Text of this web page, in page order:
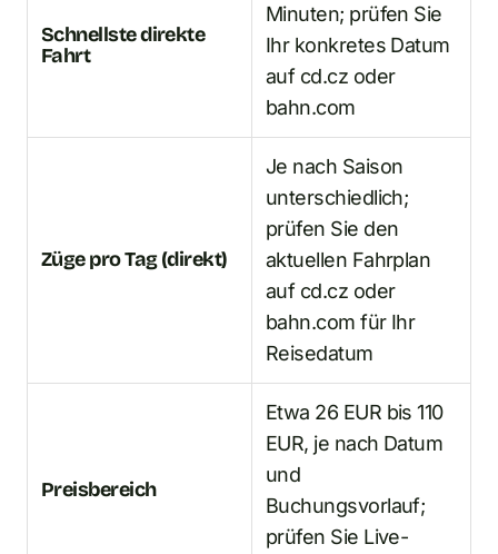
Schnellste direkte
Fahrt
Minuten; prüfen Sie
Ihr konkretes Datum
auf cd.cz oder
bahn.com
Züge pro Tag (direkt)
Je nach Saison
unterschiedlich;
prüfen Sie den
aktuellen Fahrplan
auf cd.cz oder
bahn.com für Ihr
Reisedatum
Preisbereich
Etwa 26 EUR bis 110
EUR, je nach Datum
und
Buchungsvorlauf;
prüfen Sie Live-